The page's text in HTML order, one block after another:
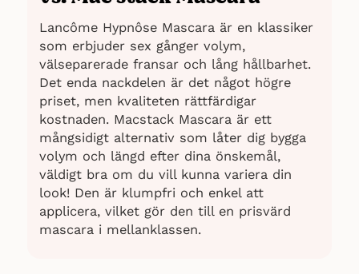
Lancôme Hypnôse Mascara är en klassiker
som erbjuder sex gånger volym,
välseparerade fransar och lång hållbarhet.
Det enda nackdelen är det något högre
priset, men kvaliteten rättfärdigar
kostnaden. Macstack Mascara är ett
mångsidigt alternativ som låter dig bygga
volym och längd efter dina önskemål,
väldigt bra om du vill kunna variera din
look! Den är klumpfri och enkel att
applicera, vilket gör den till en prisvärd
mascara i mellanklassen.